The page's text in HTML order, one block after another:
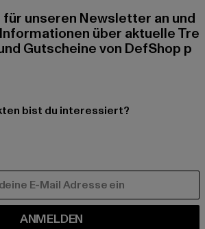
unseren Newsletter an und
über aktuelle Tre
Gutscheine von DefShop p
bist du interessiert?
ANMELDEN